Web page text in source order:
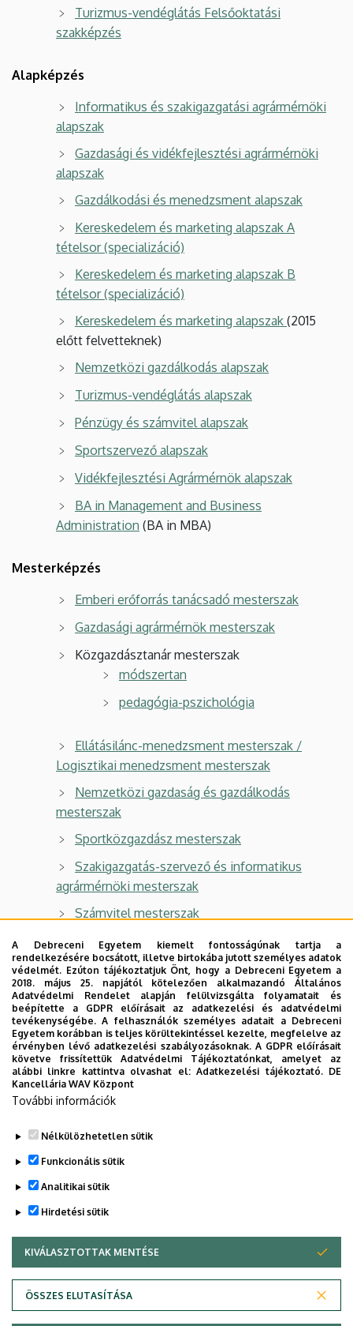
Turizmus-vendéglátás Felsőoktatási
szakképzés
Alapképzés
Informatikus és szakigazgatási agrármérnöki
alapszak
Gazdasági és vidékfejlesztési agrármérnöki
alapszak
Gazdálkodási és menedzsment alapszak
Kereskedelem és marketing alapszak A
tételsor (specializáció)
Kereskedelem és marketing alapszak B
tételsor (specializáció)
Kereskedelem és marketing alapszak (2015
előtt felvetteknek)
Nemzetközi gazdálkodás alapszak
Turizmus-vendéglátás alapszak
Pénzügy és számvitel alapszak
Sportszervező alapszak
Vidékfejlesztési Agrármérnök alapszak
BA in Management and Business
Administration (BA in MBA)
Mesterképzés
Emberi erőforrás tanácsadó mesterszak
Gazdasági agrármérnök mesterszak
Közgazdásztanár mesterszak
módszertan
pedagógia-pszichológia
Ellátásilánc-menedzsment mesterszak /
Logisztikai menedzsment mesterszak
Nemzetközi gazdaság és gazdálkodás
mesterszak
Sportközgazdász mesterszak
Szakigazgatás-szervező és informatikus
agrármérnöki mesterszak
Számvitel mesterszak
Vállalkozásfejlesztés mesterszak
Vezetés és szervezés mesterszak
Vidékfejlesztési agrármérnök mesterszak
MA in International Economy and Business
Master of Business Administration (MBA)
Legutóbbi frissítés: 2022. 08. 08. 11:34
Adatvédelem
A Debreceni Egyetem kiemelt fontosságúnak tartja a
rendelkezésére bocsátott, illetve birtokába jutott személyes adatok
védelmét. Ezúton tájékoztatjuk Önt, hogy a Debreceni Egyetem a
2018. május 25. napjától kötelezően alkalmazandó Általános
Adatvédelmi Rendelet alapján felülvizsgálta folyamatait és
beépítette a GDPR előírásait az adatkezelési és adatvédelmi
tevékenységébe. A felhasználók személyes adatait a Debreceni
Egyetem korábban is teljes körültekintéssel kezelte, megfelelve az
érvényben lévő adatkezelési szabályozásoknak. A GDPR előírásait
követve frissítettük Adatvédelmi Tájékoztatónkat, amelyet az
alábbi linkre kattintva olvashat el:Adatkezelési tájékoztató. DE
Kancellária WAV Központ
További információk
Nélkülözhetetlen sütik
Funkcionális sütik
Analitikai sütik
Hirdetési sütik
KIVÁLASZTOTTAK MENTÉSE
ÖSSZES ELUTASÍTÁSA
WITHDRAW CONSENT